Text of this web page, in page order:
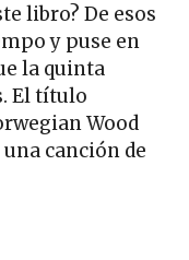
libro? De esos
y puse en
la quinta
El título
Wood
canción de